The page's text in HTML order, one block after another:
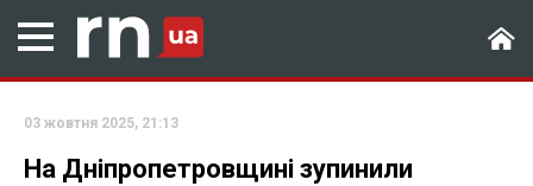
03 жовтня 2025, 21:13
На Дніпропетровщині зупинили